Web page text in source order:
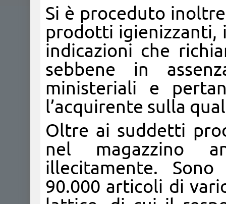
Si è proceduto
prodotti igienizzanti,
indicazioni che
sebbene in
ministeriali e
l’acquirente sulla
Oltre ai suddetti
nel magazzino
illecitamente.
90.000 articoli di